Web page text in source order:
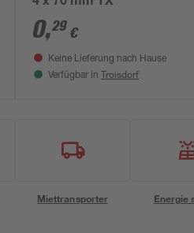
0,29 €
Keine Lieferung nach Hause
Verfügbar in Troisdorf
Miettransporter Energie